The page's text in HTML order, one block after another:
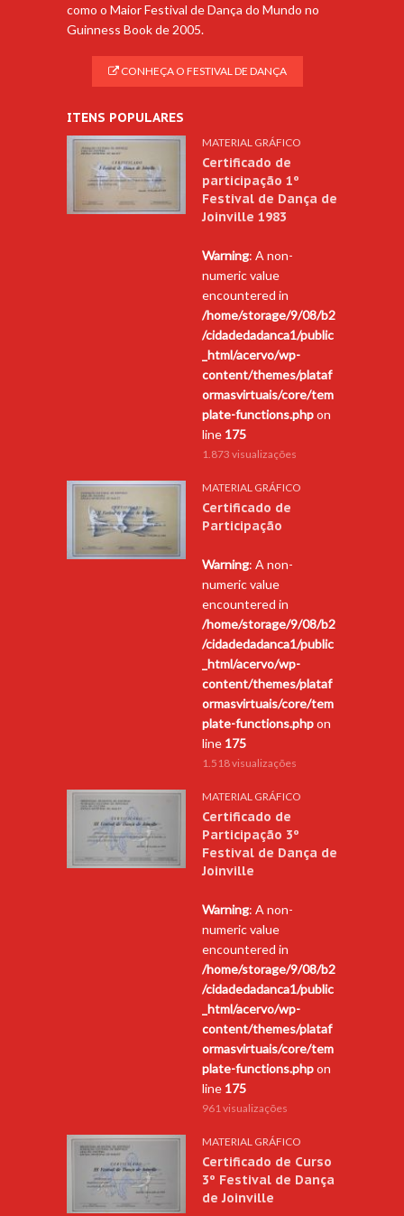
como o Maior Festival de Dança do Mundo no
Guinness Book de 2005.
CONHEÇA O FESTIVAL DE DANÇA
ITENS POPULARES
MATERIAL GRÁFICO
Certificado de
participação 1º
Festival de Dança de
Joinville 1983
Warning: A non-
numeric value
encountered in
/home/storage/9/08/b2
/cidadedadanca1/public
_html/acervo/wp-
content/themes/plataf
ormasvirtuais/core/tem
plate-functions.phpon
line 175
1.873 visualizações
MATERIAL GRÁFICO
Certificado de
Participação
Warning: A non-
numeric value
encountered in
/home/storage/9/08/b2
/cidadedadanca1/public
_html/acervo/wp-
content/themes/plataf
ormasvirtuais/core/tem
plate-functions.phpon
line 175
1.518 visualizações
MATERIAL GRÁFICO
Certificado de
Participação 3º
Festival de Dança de
Joinville
Warning: A non-
numeric value
encountered in
/home/storage/9/08/b2
/cidadedadanca1/public
_html/acervo/wp-
content/themes/plataf
ormasvirtuais/core/tem
plate-functions.phpon
line 175
961 visualizações
MATERIAL GRÁFICO
Certificado de Curso
3º Festival de Dança
de Joinville